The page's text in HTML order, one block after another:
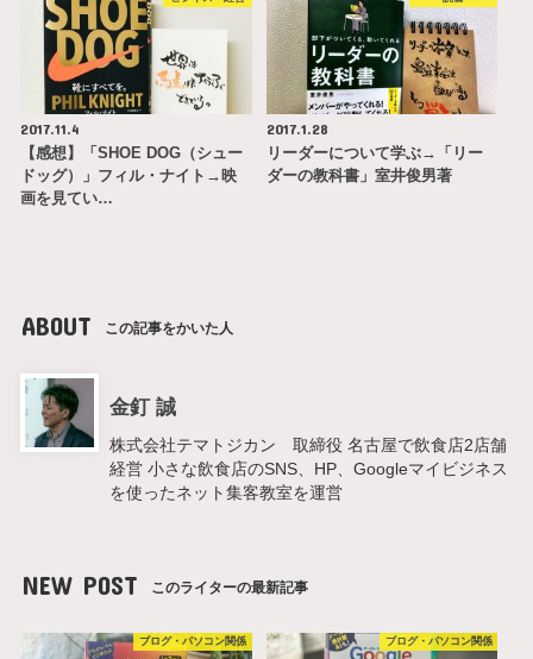
2017.11.4
【感想】「SHOE DOG（シュー
ドッグ）」フィル・ナイト→映
画を見てい…
2017.1.28
リーダーについて学ぶ→「リー
ダーの教科書」室井俊男著
ABOUT この記事をかいた人
金釘 誠
株式会社テマトジカン 取締役 名古屋で飲食店2店舗
経営 小さな飲食店のSNS、HP、Googleマイビジネス
を使ったネット集客教室を運営
NEW POST このライターの最新記事
ブログ・パソコン関係 ブログ・パソコン関係